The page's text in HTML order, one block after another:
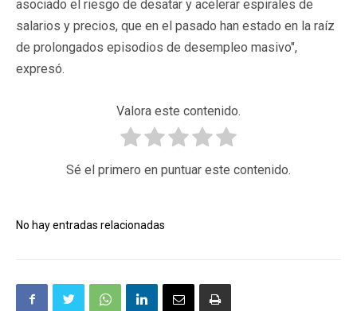
asociado el riesgo de desatar y acelerar espirales de
salarios y precios, que en el pasado han estado en la raíz
de prolongados episodios de desempleo masivo",
expresó.
Valora este contenido.
Sé el primero en puntuar este contenido.
No hay entradas relacionadas